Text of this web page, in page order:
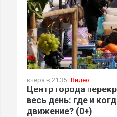
вчера в 21:35 Видео
Центр города
весь день: где и
движение? (0+)